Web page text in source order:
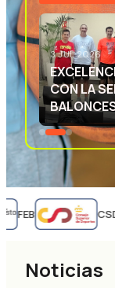
3 JUL 2026
CON LA
FEB CSD
Noticias